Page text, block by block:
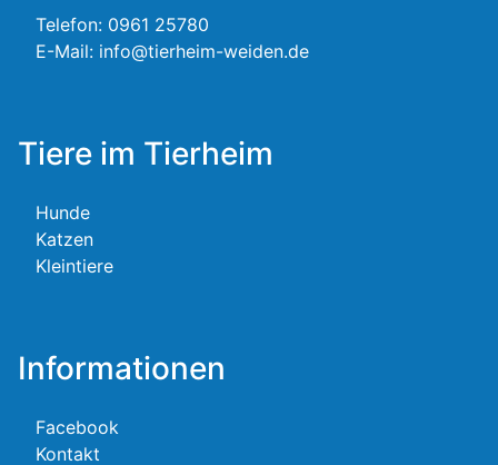
Telefon: 0961 25780
E-Mail: info@tierheim-weiden.de
Tiere im Tierheim
Hunde
Katzen
Kleintiere
Informationen
Facebook
Kontakt